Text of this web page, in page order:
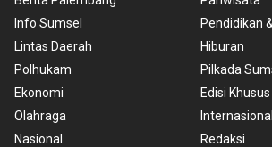
Info Sumsel
Lintas Daerah
Polhukam
Ekonomi
Olahraga
Nasional
Pendidikan
Hiburan
Pilkada
Edisi Khusus
Internasional
Redaksi